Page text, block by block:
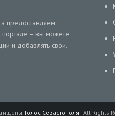
предоставляем
– вы можете
и добавлять свои.
Голос Севастополя - All Rights